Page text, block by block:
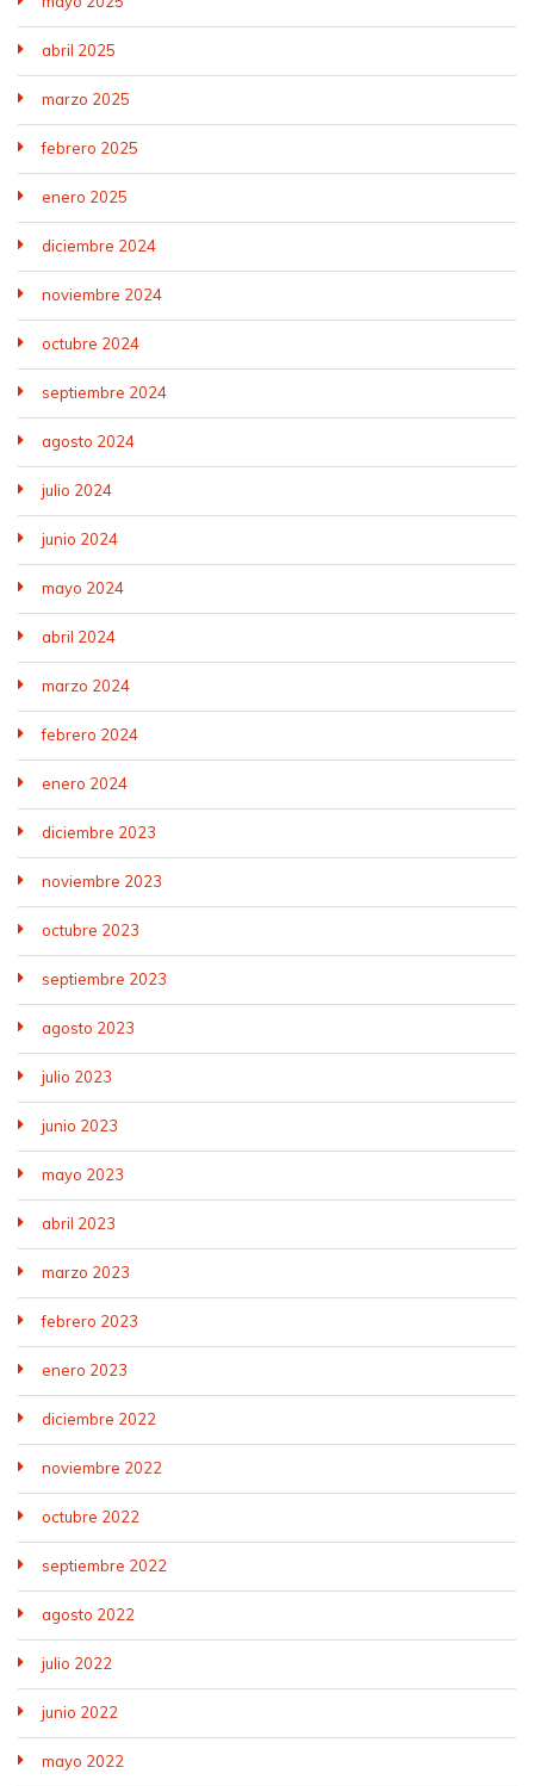
abril 2025
marzo 2025
febrero 2025
enero 2025
diciembre 2024
noviembre 2024
octubre 2024
septiembre 2024
agosto 2024
julio 2024
junio 2024
mayo 2024
abril 2024
marzo 2024
febrero 2024
enero 2024
diciembre 2023
noviembre 2023
octubre 2023
septiembre 2023
agosto 2023
julio 2023
junio 2023
mayo 2023
abril 2023
marzo 2023
febrero 2023
enero 2023
diciembre 2022
noviembre 2022
octubre 2022
septiembre 2022
agosto 2022
julio 2022
junio 2022
mayo 2022